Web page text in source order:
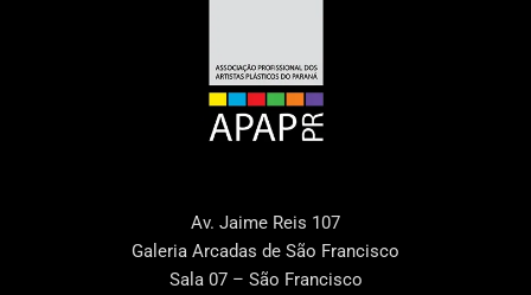
Av. Jaime Reis 107
Galeria Arcadas de São Francisco
Sala 07 – São Francisco